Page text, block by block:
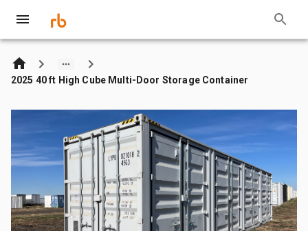
2025 40 ft High Cube Multi-Door Storage Container